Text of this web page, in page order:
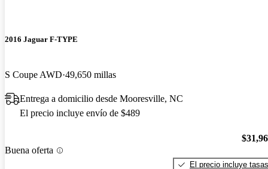
2016 Jaguar F-TYPE
S Coupe AWD 49,650 millas
Entrega a domicilio desde Mooresville, NC
El precio incluye envío de $489
Buena oferta
El precio incluye tasas